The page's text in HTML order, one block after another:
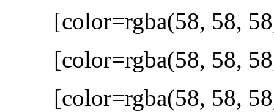
[color=rgba(58, 58,
[color=rgba(58, 58,
[color=rgba(58, 58,